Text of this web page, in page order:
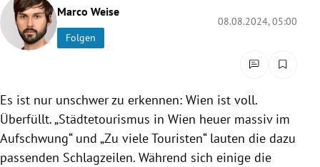
Untermenü
Untermenü
Untermenü
Untermenü
Marco Weise
Folgen
08.08.2024, 05:00
Es ist nur unschwer zu erkennen: Wien ist voll.
Überfüllt. „Städtetourismus in Wien heuer massiv im
Aufschwung“ und „Zu viele Touristen“ lauten die dazu
passenden Schlagzeilen. Während sich einige die